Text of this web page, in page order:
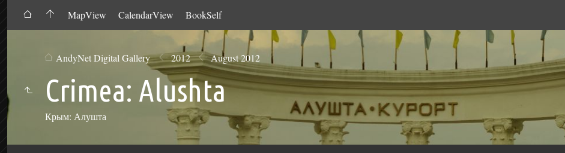
MapView CalendarView BookSelf
AndyNet Digital Gallery 2012 August 2012
Crimea: Alushta
Крым: Алушта